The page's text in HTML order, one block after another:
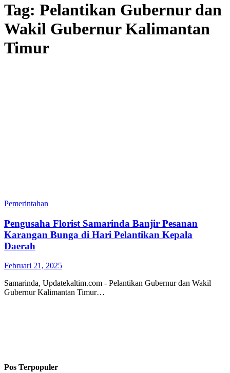
Tag: Pelantikan Gubernur dan
Wakil Gubernur Kalimantan
Timur
Pemerintahan
Pengusaha Florist Samarinda Banjir Pesanan
Karangan Bunga di Hari Pelantikan Kepala
Daerah
Februari 21, 2025
Samarinda, Updatekaltim.com - Pelantikan Gubernur dan Wakil
Gubernur Kalimantan Timur…
Pos Terpopuler